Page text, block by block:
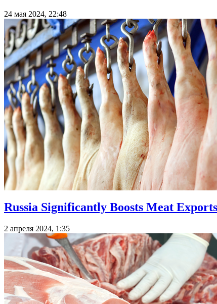
24 мая 2024, 22:48
Russia Significantly Boosts Meat Exports
2 апреля 2024, 1:35